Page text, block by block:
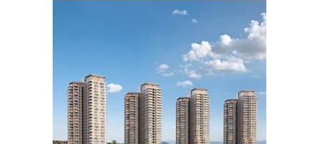
Esat BİNDESEN
Başkan Sekmen’den Erzurum’a
bir vizyon proje daha!